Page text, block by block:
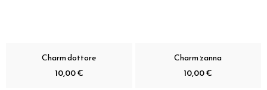
Charm dottore
10,00 €
Charm zanna
10,00 €